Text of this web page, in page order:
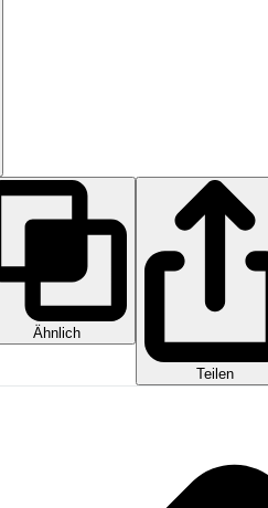
Ähnlich
Teilen